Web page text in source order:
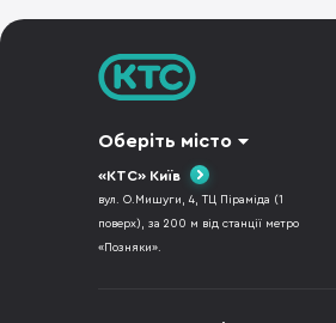
Оберіть місто
«КТС» Київ
вул. О.Мишуги, 4, ТЦ Піраміда (1
поверх), за 200 м від станції метро
«Позняки».